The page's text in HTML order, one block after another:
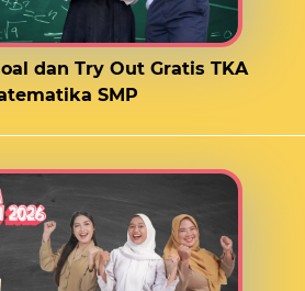
dan Try Out Gratis TKA
SMP